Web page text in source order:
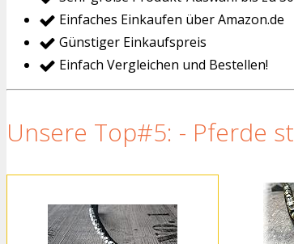
Einfaches Einkaufen über Amazon.de
Günstiger Einkaufspreis
Einfach Vergleichen und Bestellen!
Unsere Top#5: - Pferde